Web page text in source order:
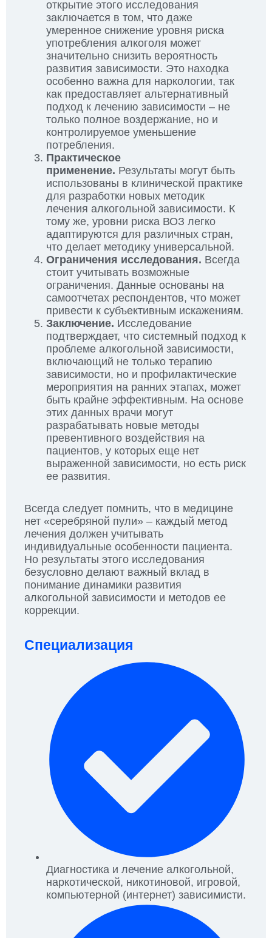
открытие этого исследования
заключается в том, что даже
умеренное снижение уровня риска
употребления алкоголя может
значительно снизить вероятность
развития зависимости. Это находка
особенно важна для наркологии, так
как предоставляет альтернативный
подход к лечению зависимости – не
только полное воздержание, но и
контролируемое уменьшение
потребления.
Практическое
применение. Результаты могут быть
использованы в клинической практике
для разработки новых методик
лечения алкогольной зависимости. К
тому же, уровни риска ВОЗ легко
адаптируются для различных стран,
что делает методику универсальной.
Ограничения исследования. Всегда
стоит учитывать возможные
ограничения. Данные основаны на
самоотчетах респондентов, что может
привести к субъективным искажениям.
Заключение. Исследование
подтверждает, что системный подход к
проблеме алкогольной зависимости,
включающий не только терапию
зависимости, но и профилактические
мероприятия на ранних этапах, может
быть крайне эффективным. На основе
этих данных врачи могут
разрабатывать новые методы
превентивного воздействия на
пациентов, у которых еще нет
выраженной зависимости, но есть риск
ее развития.
Всегда следует помнить, что в медицине
нет «серебряной пули» – каждый метод
лечения должен учитывать
индивидуальные особенности пациента.
Но результаты этого исследования
безусловно делают важный вклад в
понимание динамики развития
алкогольной зависимости и методов ее
коррекции.
Специализация
Диагностика и лечение алкогольной,
наркотической, никотиновой, игровой,
компьютерной (интернет) зависимисти.